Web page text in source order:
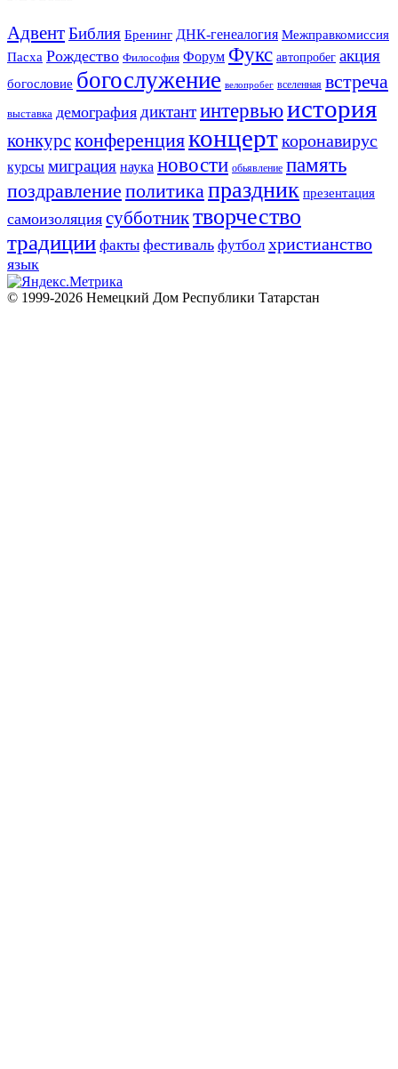
АдвентБиблия Бренинг ДНК-генеалогия Межправкомиссия
Пасха Рождество Философия Форум Фукс автопробег акция
богословие богослужение велопробег вселенная встреча
выставка демография диктантинтервьюистория
конкурсконференцияконцерткоронавирус
курсы миграция наука новости обьявление память
поздравление политикапраздник презентация
самоизоляция субботниктворчество
традиции факты фестиваль футбол христианство
язык
© 1999-2026 Немецкий Дом Республики Татарстан